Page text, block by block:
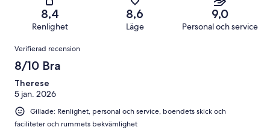
recensioner
recensioner
recensioner
betyg.
16
1005
recensioner
8,4
Renlighet
8,6
Läge
9,0
Personal och service
Recensioner
Verifierad recension
8/10 Bra
Therese
5 jan. 2026
Gillade: Renlighet, personal och service, boendets skick och
faciliteter och rummets bekvämlighet